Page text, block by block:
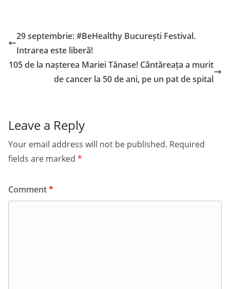
29 septembrie: #BeHealthy București Festival.
Intrarea este liberă!
105 de la nașterea Mariei Tănase! Cântăreața a murit
de cancer la 50 de ani, pe un pat de spital
Leave a Reply
Your email address will not be published. Required
fields are marked *
Comment*